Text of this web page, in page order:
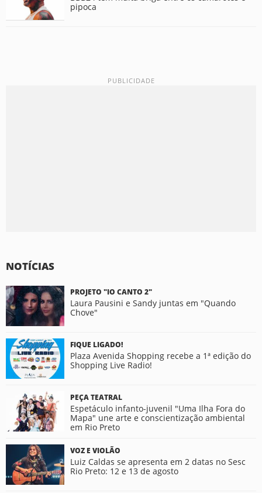
pipoca
NOTÍCIAS
PROJETO "IO CANTO 2"
Laura Pausini e Sandy juntas em "Quando
Chove"
FIQUE LIGADO!
Plaza Avenida Shopping recebe a 1ª edição do
Shopping Live Radio!
PEÇA TEATRAL
Espetáculo infanto-juvenil "Uma Ilha Fora do
Mapa" une arte e conscientização ambiental
em Rio Preto
VOZ E VIOLÃO
Luiz Caldas se apresenta em 2 datas no Sesc
Rio Preto: 12 e 13 de agosto